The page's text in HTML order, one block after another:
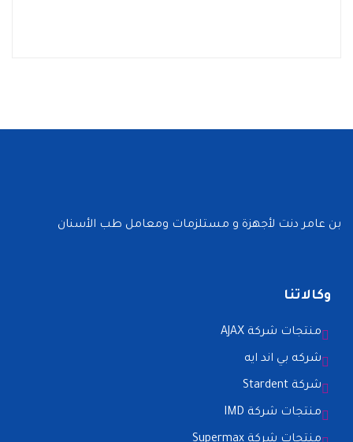
بن عامر دنت لأجهزة و مستلزمات ومعامل طب الأسنان
وكالاتنا
منتجات شركة AJAX
شركه بي اند ايه
شركة Stardent
منتجات شركة IMD